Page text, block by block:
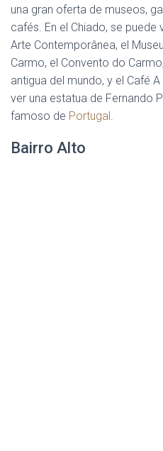
una gran oferta de museos,
cafés. En el Chiado, se puede
Arte Contemporânea, el
Carmo, el Convento do
antigua del mundo, y el Café
ver una estatua de Fernando
famoso de Portugal
Bairro Alto